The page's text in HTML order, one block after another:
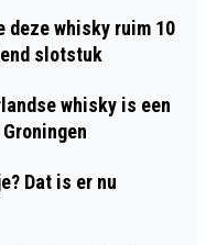
deze whisky ruim 10
slotstuk
whisky is een
Dat is er nu